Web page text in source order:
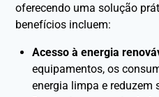
oferecendo uma solução
benefícios incluem:
Acesso à energia
equipamentos, os
energia limpa e reduzem